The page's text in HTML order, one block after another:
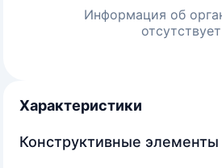
Информация об
отсутствует
Характеристики
Конструктивные элементы